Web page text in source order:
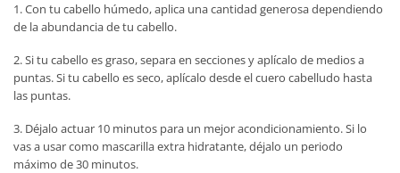
1. Con tu cabello húmedo, aplica una cantidad generosa dependiendo
de la abundancia de tu cabello.
2. Si tu cabello es graso, separa en secciones y aplícalo de medios a
puntas. Si tu cabello es seco, aplícalo desde el cuero cabelludo hasta
las puntas.
3. Déjalo actuar 10 minutos para un mejor acondicionamiento. Si lo
vas a usar como mascarilla extra hidratante, déjalo un periodo
máximo de 30 minutos.